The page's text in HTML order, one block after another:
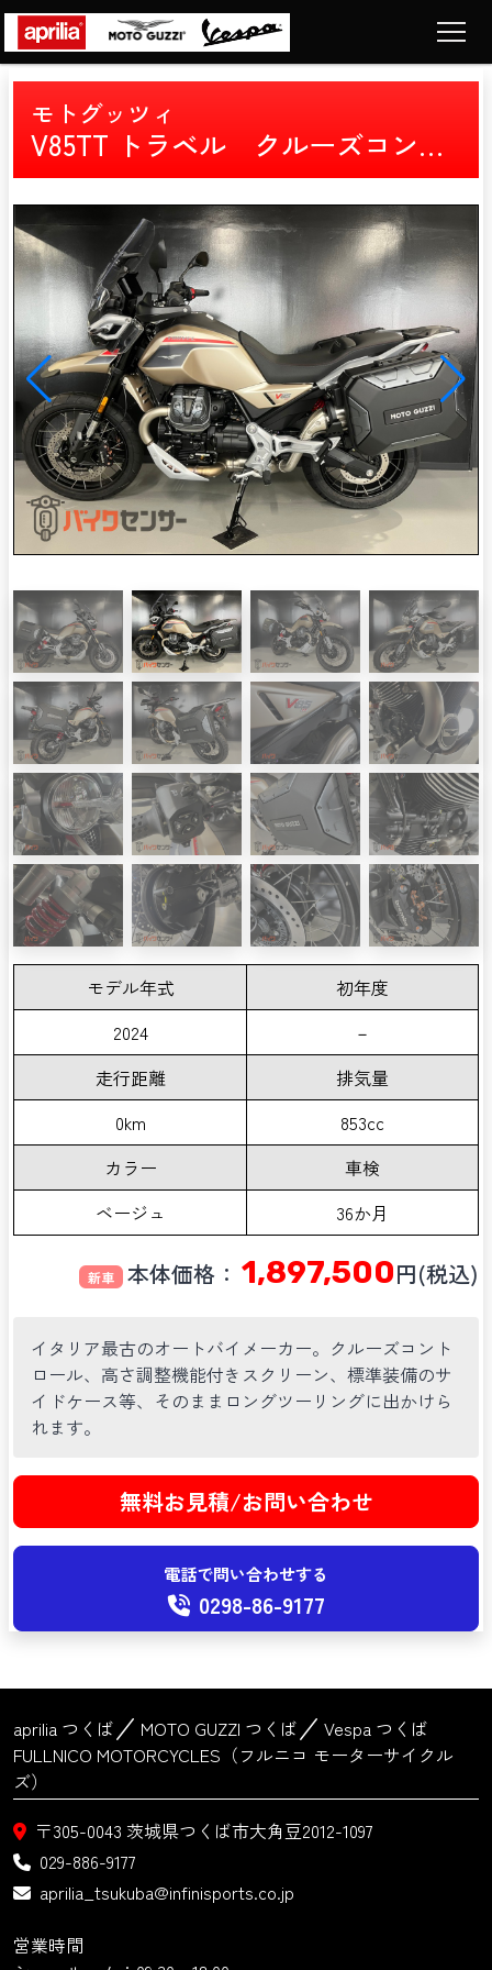
Top
Motorcycle
News
ニュース
Company
Contact
お問い合わせ
モトグッツィ
V85TT トラベル クルーズコントロール 両サイドケース
モデル年式
初年度
2024
－
走行距離
排気量
0km
853cc
カラー
車検
ベージュ
36か月
新車 本体価格： 1,897,500円(税込)
イタリア最古のオートバイメーカー。クルーズコント
ロール、高さ調整機能付きスクリーン、標準装備のサ
イドケース等、そのままロングツーリングに出かけら
れます。
無料お見積/お問い合わせ
電話で問い合わせする
0298-86-9177
aprilia つくば MOTO GUZZI つくば
Vespa つくば
FULLNICO MOTORCYCLES（フルニコ モーターサイクル
ズ）
〒305-0043 茨城県つくば市大角豆2012-1097
029-886-9177
aprilia_tsukuba@infinisports.co.jp
営業時間